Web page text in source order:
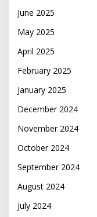
June 2025
May 2025
April 2025
February 2025
January 2025
December 2024
November 2024
October 2024
September 2024
August 2024
July 2024